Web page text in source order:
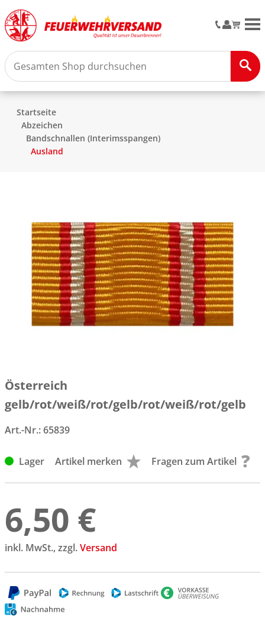
Startseite
Abzeichen
Bandschnallen (Interimsspangen)
Ausland
Österreich
gelb/rot/weiß/rot/gelb/rot/weiß/rot/gelb
Art.-Nr.:65839
Lager Artikel merken Fragen zum Artikel
6,50 €
inkl. MwSt., zzgl.Versand